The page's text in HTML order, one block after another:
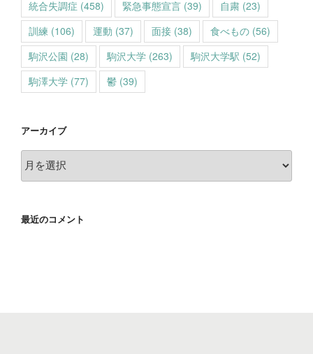
統合失調症 (458) 緊急事態宣言 (39) 自粛 (23)
訓練 (106) 運動 (37) 面接 (38) 食べもの (56)
駒沢公園 (28) 駒沢大学 (263) 駒沢大学駅 (52)
駒澤大学 (77) 鬱 (39)
アーカイブ
ア
ー
イ
最近のコメント